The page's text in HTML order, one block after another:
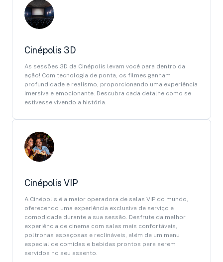
Cinépolis 3D
As sessões 3D da Cinépolis levam você para dentro da
ação! Com tecnologia de ponta, os filmes ganham
profundidade e realismo, proporcionando uma experiência
imersiva e emocionante. Descubra cada detalhe como se
estivesse vivendo a história.
Cinépolis VIP
A Cinépolis é a maior operadora de salas VIP do mundo,
oferecendo uma experiência exclusiva de serviço e
comodidade durante a sua sessão. Desfrute da melhor
experiência de cinema com salas mais confortáveis,
poltronas espaçosas e reclináveis, além de um menu
especial de comidas e bebidas prontos para serem
servidos no seu assento.